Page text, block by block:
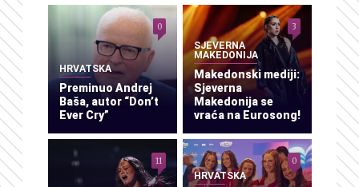
HRVATSKA
Preminuo Andrej
Baša, autor “Don’t
Ever Cry”
0
SJEVERNA
MAKEDONIJA
Makedonski mediji:
Sjeverna
Makedonija se
vraća na Eurosong!
3
11
HRVATSKA
0